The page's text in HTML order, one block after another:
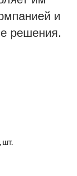
и
решения.
ШТ.